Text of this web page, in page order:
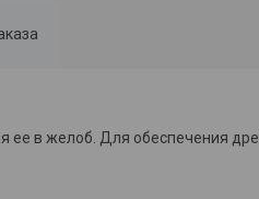
ее в желоб. Для обеспечения